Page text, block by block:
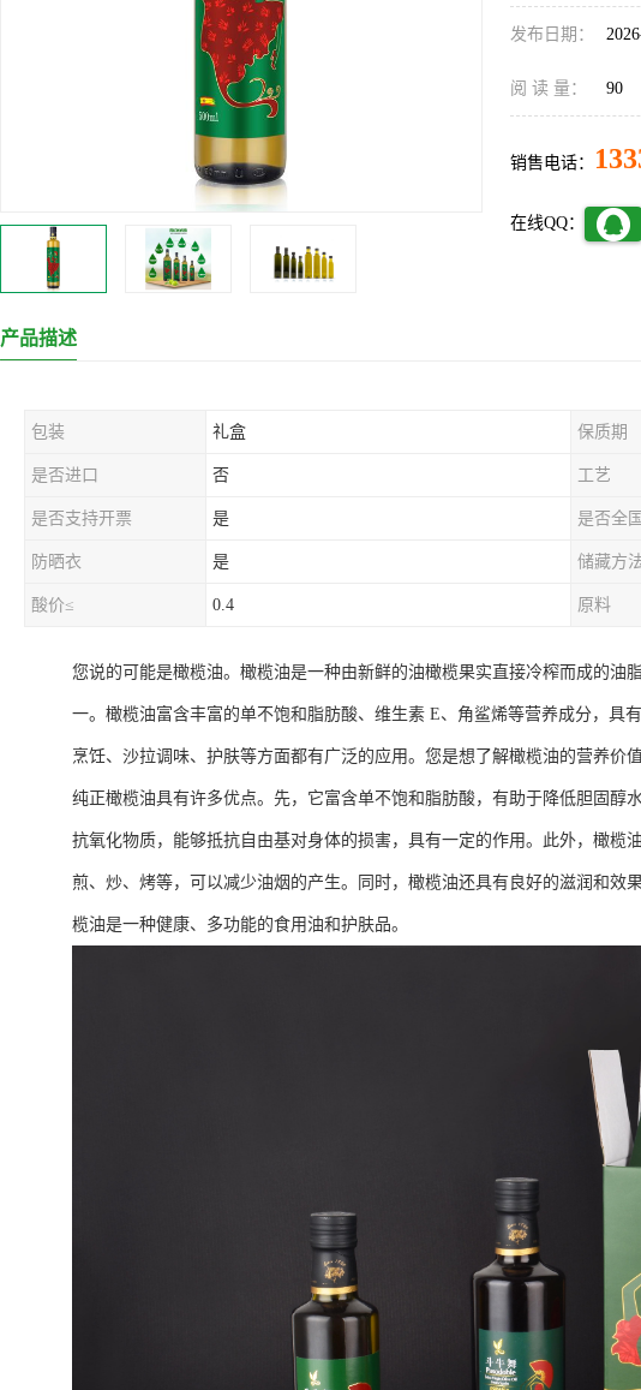
发布日期：
阅 读 量： 90
销售电话：
在线QQ：
产品描述
包装 礼盒 保质期
是否进口 否 工艺
是否支持开票 是 是否全
防晒衣 是 储藏方
酸价≤ 0.4 原料
您说的可能是橄榄油。橄榄油是一种由新鲜的油橄榄果实直接冷榨而成的油
一。橄榄油富含丰富的单不饱和脂肪酸、维生素 E、角鲨烯等营养成分，具
烹饪、沙拉调味、护肤等方面都有广泛的应用。您是想了解橄榄油的营养价
纯正橄榄油具有许多优点。先，它富含单不饱和脂肪酸，有助于降低胆固醇
抗氧化物质，能够抵抗自由基对身体的损害，具有一定的作用。此外，橄榄
煎、炒、烤等，可以减少油烟的产生。同时，橄榄油还具有良好的滋润和效
榄油是一种健康、多功能的食用油和护肤品。